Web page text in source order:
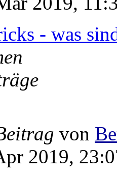
- was
von
2019,